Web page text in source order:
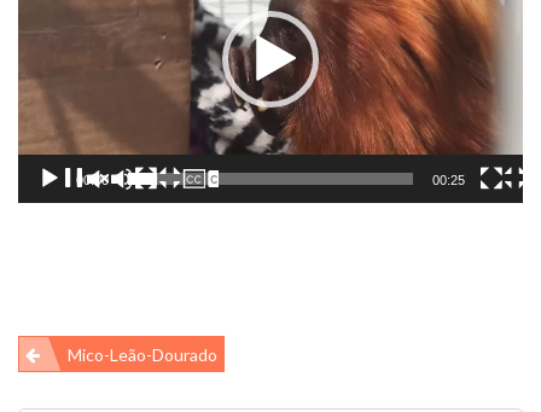
00:00 00:25
Navegação
de
Mico-Leão-Dourado